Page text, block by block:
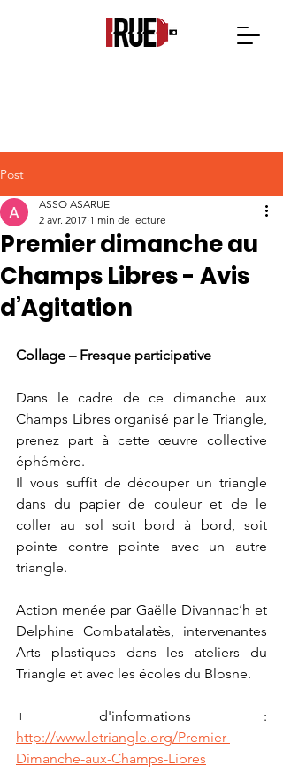
Post
Premier dimanche au
Champs Libres - Avis
d’Agitation
ASSO ASARUE
2 avr. 2017 1 min de lecture
Collage – Fresque participative
Dans le cadre de ce dimanche aux
Champs Libres organisé par le Triangle,
prenez part à cette œuvre collective
éphémère.
Il vous suffit de découper un triangle
dans du papier de couleur et de le
coller au sol soit bord à bord, soit
pointe contre pointe avec un autre
triangle.
Action menée par Gaëlle Divannac’h et
Delphine Combatalatès, intervenantes
Arts plastiques dans les ateliers du
Triangle et avec les écoles du Blosne.
http://www.letriangle.org/Premier-
Dimanche-aux-Champs-Libres